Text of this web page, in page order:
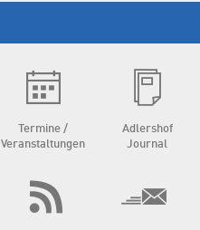
Termine /
Veranstaltungen
Adlershof
Journal